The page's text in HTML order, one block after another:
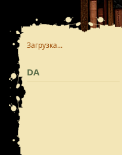
Загрузка...
DA